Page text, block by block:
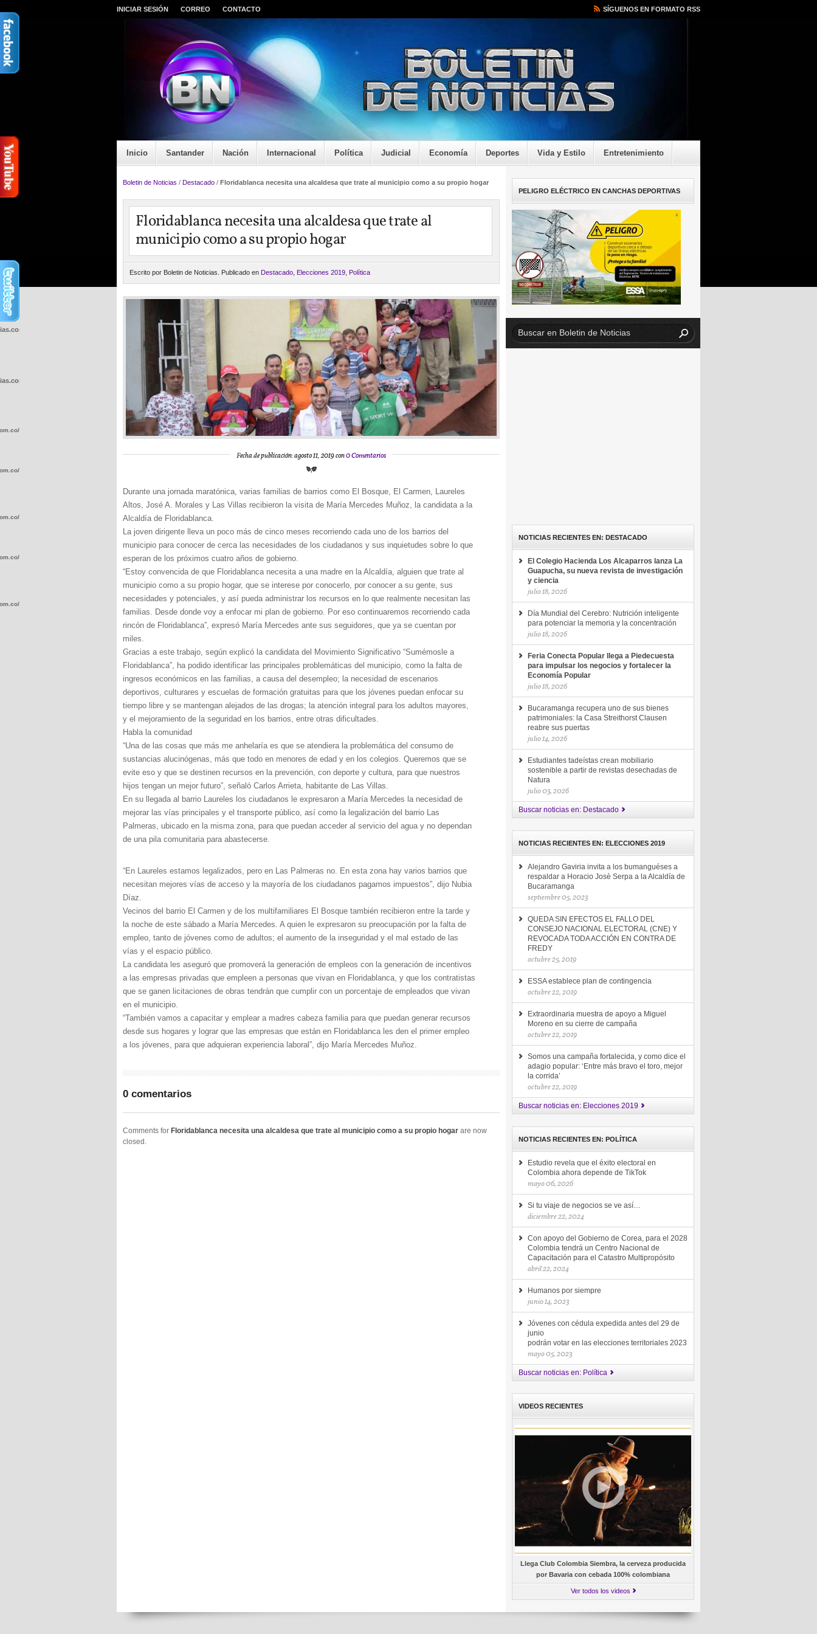
INICIAR SESIÓN CORREO CONTACTO SÍGUENOS EN FORMATO RSS
Inicio Santander Nación Internacional Política Judicial Economía Deportes Vida y Estilo Entretenimiento
Boletin de Noticias / Destacado / Floridablanca necesita una alcaldesa que trate al municipio como a su propio hogar
Floridablanca necesita una alcaldesa que trate al
municipio como a su propio hogar
Escrito por Boletin de Noticias. Publicado en Destacado Elecciones 2019 Política
Fecha de publicación: agosto 11, 2019 con0 Comentarios
Durante una jornada maratónica, varias familias de barrios como El Bosque, El Carmen, Laureles
Altos, José A. Morales y Las Villas recibieron la visita de María Mercedes Muñoz, la candidata a la
Alcaldía de Floridablanca.
La joven dirigente lleva un poco más de cinco meses recorriendo cada uno de los barrios del
municipio para conocer de cerca las necesidades de los ciudadanos y sus inquietudes sobre lo que
esperan de los próximos cuatro años de gobierno.
“Estoy convencida de que Floridablanca necesita a una madre en la Alcaldía, alguien que trate al
municipio como a su propio hogar, que se interese por conocerlo, por conocer a su gente, sus
necesidades y potenciales, y así pueda administrar los recursos en lo que realmente necesitan las
familias. Desde donde voy a enfocar mi plan de gobierno. Por eso continuaremos recorriendo cada
rincón de Floridablanca”, expresó María Mercedes ante sus seguidores, que ya se cuentan por
miles.
Gracias a este trabajo, según explicó la candidata del Movimiento Significativo “Sumémosle a
Floridablanca”, ha podido identificar las principales problemáticas del municipio, como la falta de
ingresos económicos en las familias, a causa del desempleo; la necesidad de escenarios
deportivos, culturares y escuelas de formación gratuitas para que los jóvenes puedan enfocar su
tiempo libre y se mantengan alejados de las drogas; la atención integral para los adultos mayores,
y el mejoramiento de la seguridad en los barrios, entre otras dificultades.
Habla la comunidad
“Una de las cosas que más me anhelaría es que se atendiera la problemática del consumo de
sustancias alucinógenas, más que todo en menores de edad y en los colegios. Queremos que se
evite eso y que se destinen recursos en la prevención, con deporte y cultura, para que nuestros
hijos tengan un mejor futuro”, señaló Carlos Arrieta, habitante de Las Villas.
En su llegada al barrio Laureles los ciudadanos le expresaron a María Mercedes la necesidad de
mejorar las vías principales y el transporte público, así como la legalización del barrio Las
Palmeras, ubicado en la misma zona, para que puedan acceder al servicio del agua y no dependan
de una pila comunitaria para abastecerse.
“En Laureles estamos legalizados, pero en Las Palmeras no. En esta zona hay varios barrios que
necesitan mejores vías de acceso y la mayoría de los ciudadanos pagamos impuestos”, dijo Nubia
Díaz.
Vecinos del barrio El Carmen y de los multifamiliares El Bosque también recibieron entre la tarde y
la noche de este sábado a María Mercedes. A quien le expresaron su preocupación por la falta de
empleo, tanto de jóvenes como de adultos; el aumento de la inseguridad y el mal estado de las
vías y el espacio público.
La candidata les aseguró que promoverá la generación de empleos con la generación de incentivos
a las empresas privadas que empleen a personas que vivan en Floridablanca, y que los contratistas
que se ganen licitaciones de obras tendrán que cumplir con un porcentaje de empleados que vivan
en el municipio.
“También vamos a capacitar y emplear a madres cabeza familia para que puedan generar recursos
desde sus hogares y lograr que las empresas que están en Floridablanca les den el primer empleo
a los jóvenes, para que adquieran experiencia laboral”, dijo María Mercedes Muñoz.
0 comentarios
Comments for Floridablanca necesita una alcaldesa que trate al municipio como a su propio hogar are now
closed.
PELIGRO ELÉCTRICO EN CANCHAS DEPORTIVAS
NOTICIAS RECIENTES EN: DESTACADO
El Colegio Hacienda Los Alcaparros lanza La
Guapucha, su nueva revista de investigación
y ciencia
julio 18, 2026
Día Mundial del Cerebro: Nutrición inteligente
para potenciar la memoria y la concentración
julio 18, 2026
Feria Conecta Popular llega a Piedecuesta
para impulsar los negocios y fortalecer la
Economía Popular
julio 18, 2026
Bucaramanga recupera uno de sus bienes
patrimoniales: la Casa Streithorst Clausen
reabre sus puertas
julio 14, 2026
Estudiantes tadeístas crean mobiliario
sostenible a partir de revistas desechadas de
Natura
julio 03, 2026
Buscar noticias en: Destacado
NOTICIAS RECIENTES EN: ELECCIONES 2019
Alejandro Gaviria invita a los bumanguéses a
respaldar a Horacio Josè Serpa a la Alcaldía de
Bucaramanga
septiembre 05, 2023
QUEDA SIN EFECTOS EL FALLO DEL
CONSEJO NACIONAL ELECTORAL (CNE) Y
REVOCADA TODA ACCIÓN EN CONTRA DE
FREDY
octubre 25, 2019
ESSA establece plan de contingencia
octubre 22, 2019
Extraordinaria muestra de apoyo a Miguel
Moreno en su cierre de campaña
octubre 22, 2019
Somos una campaña fortalecida, y como dice el
adagio popular: ‘Entre más bravo el toro, mejor
la corrida’
octubre 22, 2019
Buscar noticias en: Elecciones 2019
NOTICIAS RECIENTES EN: POLÍTICA
Estudio revela que el éxito electoral en
Colombia ahora depende de TikTok
mayo 06, 2026
Si tu viaje de negocios se ve así…
diciembre 22, 2024
Con apoyo del Gobierno de Corea, para el 2028
Colombia tendrá un Centro Nacional de
Capacitación para el Catastro Multipropósito
abril 22, 2024
Humanos por siempre
junio 14, 2023
Jóvenes con cédula expedida antes del 29 de
junio
podrán votar en las elecciones territoriales 2023
mayo 05, 2023
Buscar noticias en: Política
VIDEOS RECIENTES
Llega Club Colombia Siembra, la cerveza producida
por Bavaria con cebada 100% colombiana
Ver todos los videos
wp-
wp-
wp-
wp-
wp-
wp-
wp-